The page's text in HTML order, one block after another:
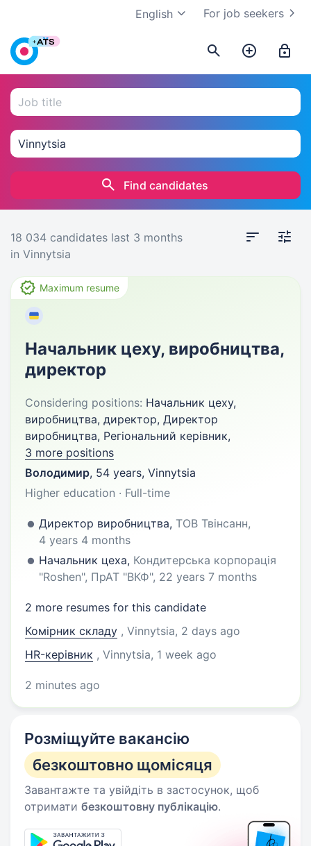
For job seekers
English
Find candidates
18 034 candidates last 3 months
in Vinnytsia
Maximum resume
Начальник цеху, виробництва,
директор
Considering positions: Начальник цеху,
виробництва, директор, Директор
виробництва, Регіональний керівник,
3 more positions
Володимир, 54 years, Vinnytsia
Higher education · Full-time
Директор виробництва, ТОВ Твінсанн,
4 years 4 months
Начальник цеха, Кондитерська корпорація
"Roshen", ПрАТ "ВКФ", 22 years 7 months
2 more resumes for this candidate
Комірник складу , Vinnytsia, 2 days ago
HR-керівник , Vinnytsia, 1 week ago
2 minutes ago
Розміщуйте вакансію
безкоштовно щомісяця
Завантажте та увійдіть в застосунок, щоб
отримати безкоштовну публікацію.